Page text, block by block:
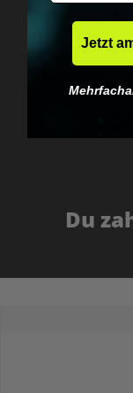
Du
Durchschnittliche
Jetzt